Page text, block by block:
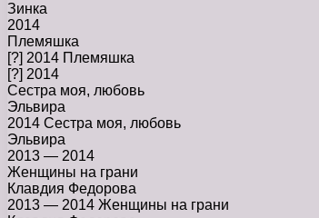
Зинка
2014
Племяшка
[?] 2014 Племяшка
[?] 2014
Сестра моя, любовь
Эльвира
2014 Сестра моя, любовь
Эльвира
2013 — 2014
Женщины на грани
Клавдия Федорова
2013 — 2014 Женщины на грани